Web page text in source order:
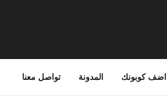
تواصل معنا المدونة اضف كوبونك